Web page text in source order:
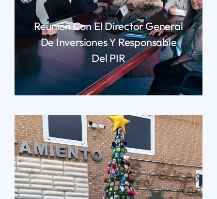
Reunión Con El Director General
De Inversiones Y Responsable
Del PIR
LEER MÁS